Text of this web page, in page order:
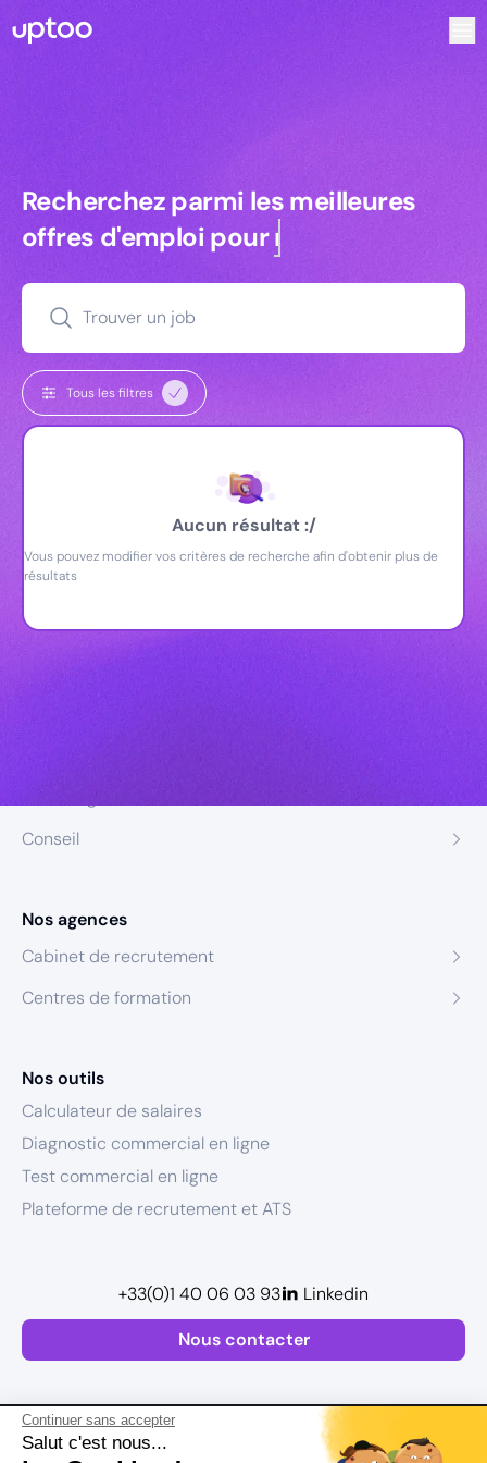
Continuer sans accepter
Salut c'est nous...
Recherchez parmi les meilleures
Recherchez parmi les meilleures
offres d'emploi pourcommerciaux
Trouver un job
Tous les filtres
Aucun résultat :/
Vous pouvez modifier vos critères de recherche afin d'obtenir plus de
résultats
Conseil
Nos agences
Cabinet de recrutement
Centres de formation
Nos outils
Calculateur de salaires
Diagnostic commercial en ligne
Test commercial en ligne
Plateforme de recrutement et ATS
Nous contacter
+33(0)1 40 06 03 93 Linkedin